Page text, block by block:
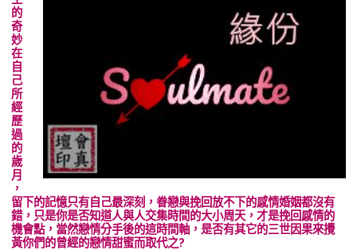
的
奇
妙
在
自
己
所
經
歷
過
的
歲
月
，
留下的記憶只有自己最深刻，眷戀與挽回放不下的感情婚姻都沒有
錯，只是你是否知道人與人交集時間的大小周天，才是挽回感情的
機會點，當然戀情分手後的這時間軸，是否有其它的三世因果來攪
黃你們的曾經的戀情甜蜜而取代之?